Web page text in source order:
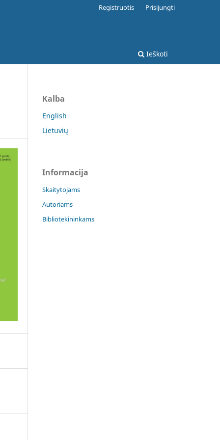
Ieškoti
Registruotis Prisijungti
Kalba
English
Lietuvių
Informacija
Skaitytojams
Autoriams
Bibliotekininkams